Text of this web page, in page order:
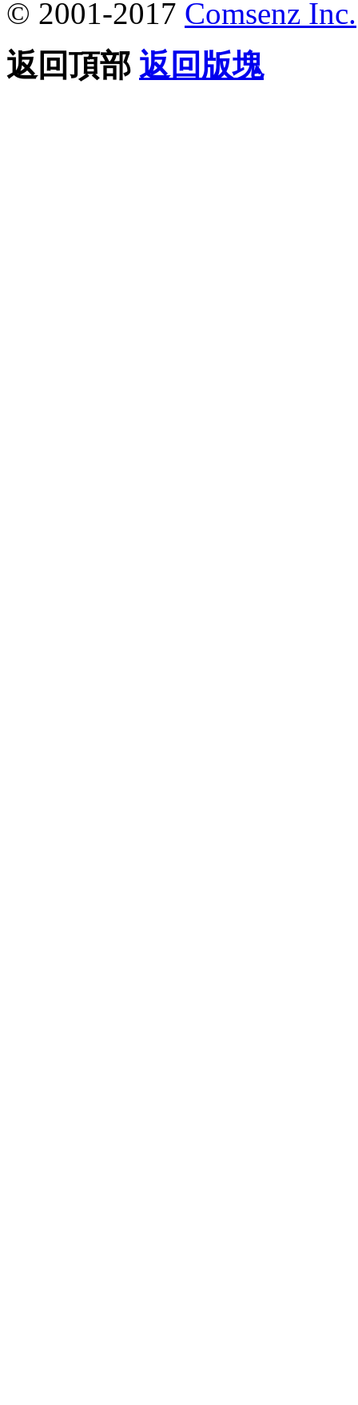
© 2001-2017 Comsenz Inc.
返回頂部 返回版塊